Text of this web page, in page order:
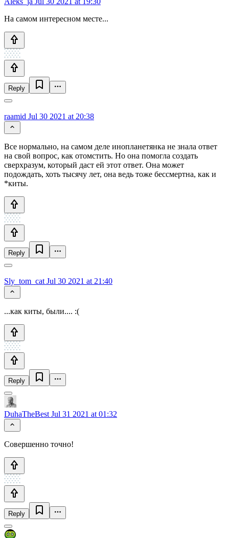
На самом интересном месте...
Reply
raamid Jul 30 2021 at 20:38
Все нормально, на самом деле инопланетянка не знала ответ
на свой вопрос, как отомстить. Но она помогла создать
сверхразум, который даст ей этот ответ. Она может
подождать, хоть тысячу лет, она ведь тоже бессмертна, как и
*киты.
Reply
Sly_tom_cat Jul 30 2021 at 21:40
...как киты, были.... :(
Reply
DuhaTheBest Jul 31 2021 at 01:32
Совершенно точно!
Reply